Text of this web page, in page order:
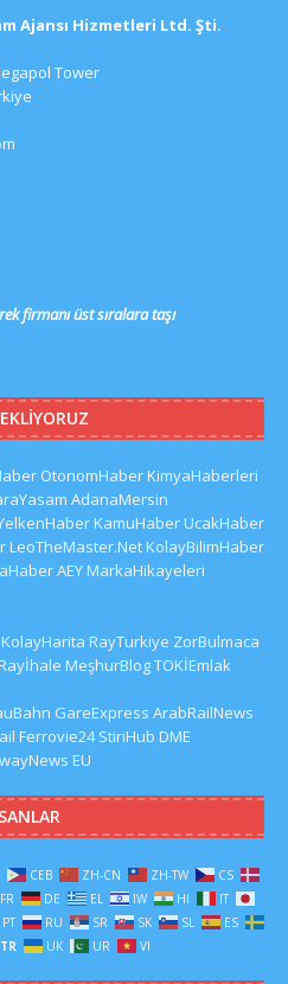
Ajansı Hizmetleri Ltd. Şti.
Tower
firmanı üst sıralara taşı
OtonomHaberKimyaHaberleri
AdanaMersin
KamuHaberUcakHaber
LeoTheMaster.NetKolayBilimHaber
AEYMarkaHikayeleri
KolayHarita RayTurkiye ZorBulmaca
MeşhurBlogTOKİEmlak
GareExpress ArabRailNews
Ferrovie24 StiriHub DME
EU
CEB ZH-CN ZH-TW
CS
FR DE EL IW HI
IT
PT RU SR SK SL
ES
TR UK UR VI